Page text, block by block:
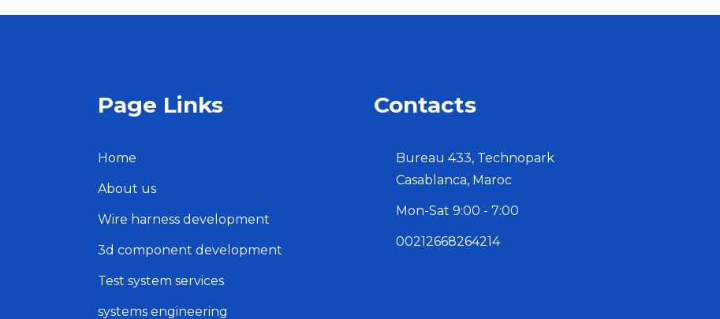
Page Links
Home
About us
Wire harness development
3d component development
Test system services
systems engineering
Contacts
Bureau 433, Technopark
Casablanca, Maroc
Mon-Sat 9:00 - 7:00
00212668264214